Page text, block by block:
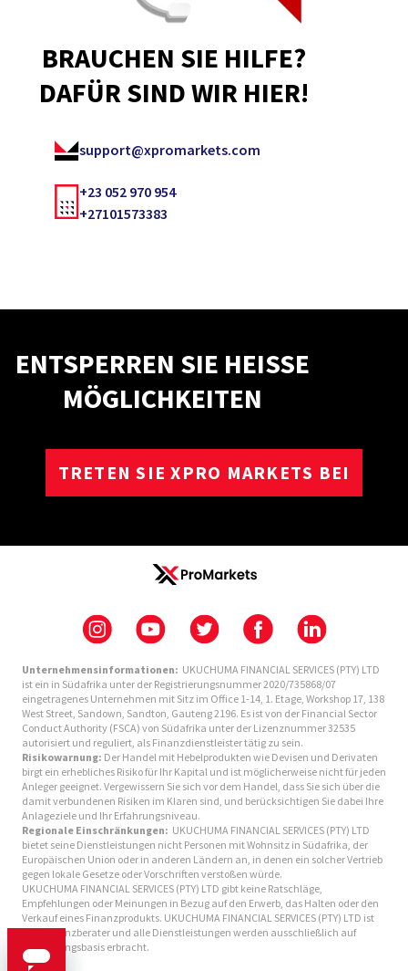
BRAUCHEN SIE HILFE?
DAFÜR SIND WIR HIER!
support@xpromarkets.com
+23 052 970 954
+27101573383
ENTSPERREN SIE HEISSE M
ÖGLICHKEITEN
TRETEN SIE XPRO MARKETS BEI
Unternehmensinformationen: UKUCHUMA FINANCIAL SERVICES (PTY) LTD
ist ein in Südafrika unter der Registrierungsnummer 2020/735868/07
eingetragenes Unternehmen mit Sitz im Office 1-14, 1. Etage, Workshop 17, 138
West Street, Sandown, Sandton, Gauteng 2196. Es ist von der Financial Sector
Conduct Authority (FSCA) von Südafrika unter der Lizenznummer 32535
autorisiert und reguliert, als Finanzdienstleister tätig zu sein.
Risikowarnung: Der Handel mit Hebelprodukten wie Devisen und Derivaten
birgt ein erhebliches Risiko für Ihr Kapital und ist möglicherweise nicht für jeden
Anleger geeignet. Vergewissern Sie sich vor dem Handel, dass Sie sich über die
damit verbundenen Risiken im Klaren sind, und berücksichtigen Sie dabei Ihre
Anlageziele und Ihr Erfahrungsniveau.
Regionale Einschränkungen: UKUCHUMA FINANCIAL SERVICES (PTY) LTD
bietet seine Dienstleistungen nicht Personen mit Wohnsitz in Südafrika, der
Europäischen Union oder in anderen Ländern an, in denen ein solcher Vertrieb
gegen lokale Gesetze oder Vorschriften verstoßen würde.
UKUCHUMA FINANCIAL SERVICES (PTY) LTD gibt keine Ratschläge,
Empfehlungen oder Meinungen in Bezug auf den Erwerb, das Halten oder den
Verkauf eines Finanzprodukts. UKUCHUMA FINANCIAL SERVICES (PTY) LTD ist
kein Finanzberater und alle Dienstleistungen werden ausschließlich auf
Ausführungsbasis erbracht.